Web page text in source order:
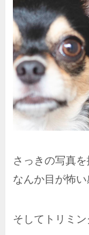
さっきの写真を
なんか目が怖い
そしてトリミン